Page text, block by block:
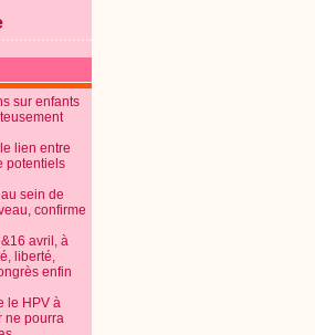
sur enfants
lien entre
potentiels
sein de
confirme
avril, à
liberté,
enfin
le HPV à
ne pourra